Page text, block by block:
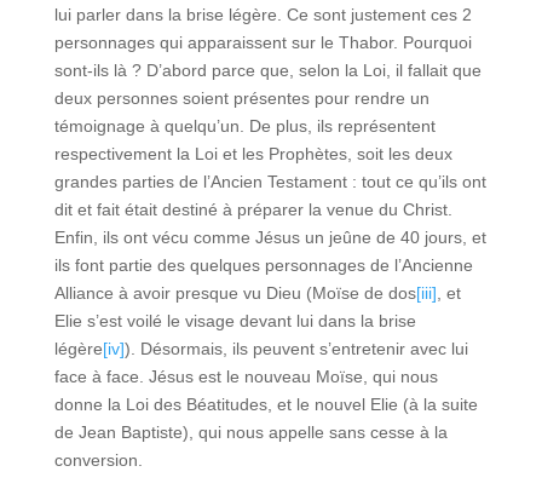
lui parler dans la brise légère. Ce sont justement ces 2
personnages qui apparaissent sur le Thabor. Pourquoi
sont-ils là ? D’abord parce que, selon la Loi, il fallait que
deux personnes soient présentes pour rendre un
témoignage à quelqu’un. De plus, ils représentent
respectivement la Loi et les Prophètes, soit les deux
grandes parties de l’Ancien Testament : tout ce qu’ils ont
dit et fait était destiné à préparer la venue du Christ.
Enfin, ils ont vécu comme Jésus un jeûne de 40 jours, et
ils font partie des quelques personnages de l’Ancienne
Alliance à avoir presque vu Dieu (Moïse de dos[iii] , et
Elie s’est voilé le visage devant lui dans la brise
légère[iv]). Désormais, ils peuvent s’entretenir avec lui
face à face. Jésus est le nouveau Moïse, qui nous
donne la Loi des Béatitudes, et le nouvel Elie (à la suite
de Jean Baptiste), qui nous appelle sans cesse à la
conversion.